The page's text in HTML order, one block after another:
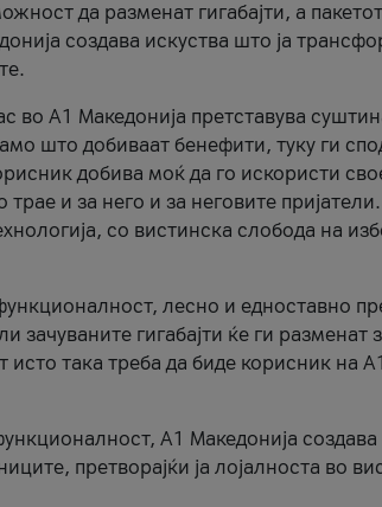
да разменат гигабајти, а
создава искуства што ја
во А1 Македонија претставува
што добиваат бенефити, туку ги
добива моќ да го искористи
и за него и за неговите
со вистинска слобода на
лесно и едноставно
зачуваните гигабајти ќе ги разменат
исто така треба да биде корисник на
А1 Македонија
претворајќи ја лојалноста во